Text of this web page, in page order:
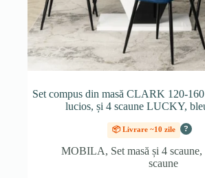
Set compus din masă CLARK 120-
lucios, și 4 scaune LUCKY,
📦 Livrare ~10 zile ?
MOBILA, Set masă și 4 scaune,
scaune